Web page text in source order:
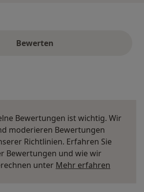
Bewerten
Bewertungen ist wichtig. Wir
moderieren Bewertungen
Richtlinien. Erfahren Sie
Bewertungen und wie wir
unter Mehr erfahren